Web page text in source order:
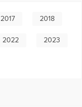
2017 2018
2022 2023